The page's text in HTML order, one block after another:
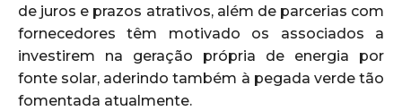
de juros e prazos atrativos, além de parcerias com
fornecedores têm motivado os associados a
investirem na geração própria de energia por
fonte solar, aderindo também à pegada verde tão
fomentada atualmente.